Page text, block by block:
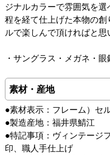
ジナルカラーで雰囲気を
程を経て仕上げた本物の
ルで楽しんで頂ければと思
・サングラス・メガネ・眼
素材・産地
●素材表示：フレーム）セ
●製造産地：福井県鯖江
●特記事項：ヴィンテージ
印、職人手仕上げ